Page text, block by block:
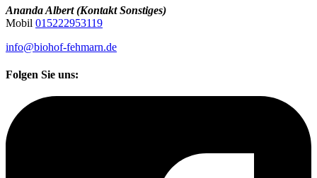
Ananda Albert (Kontakt Sonstiges)
Mobil 015222953119
info@biohof-fehmarn.de
Folgen Sie uns: